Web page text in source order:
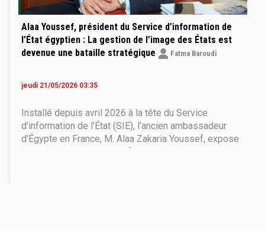
Alaa Youssef, président du Service d’information de
l’État égyptien : La gestion de l’image des États est
devenue une bataille stratégique
Fatma Baroudi
jeudi 21/05/2026 03:35
Installé depuis avril 2026 à la tête du Service
d’information de l’État (SIE), l’ancien ambassadeur
d’Égypte en France, M. Alaa Zakaria Youssef, expose
dans cet entretien exclusif accordé au Dialogue sa